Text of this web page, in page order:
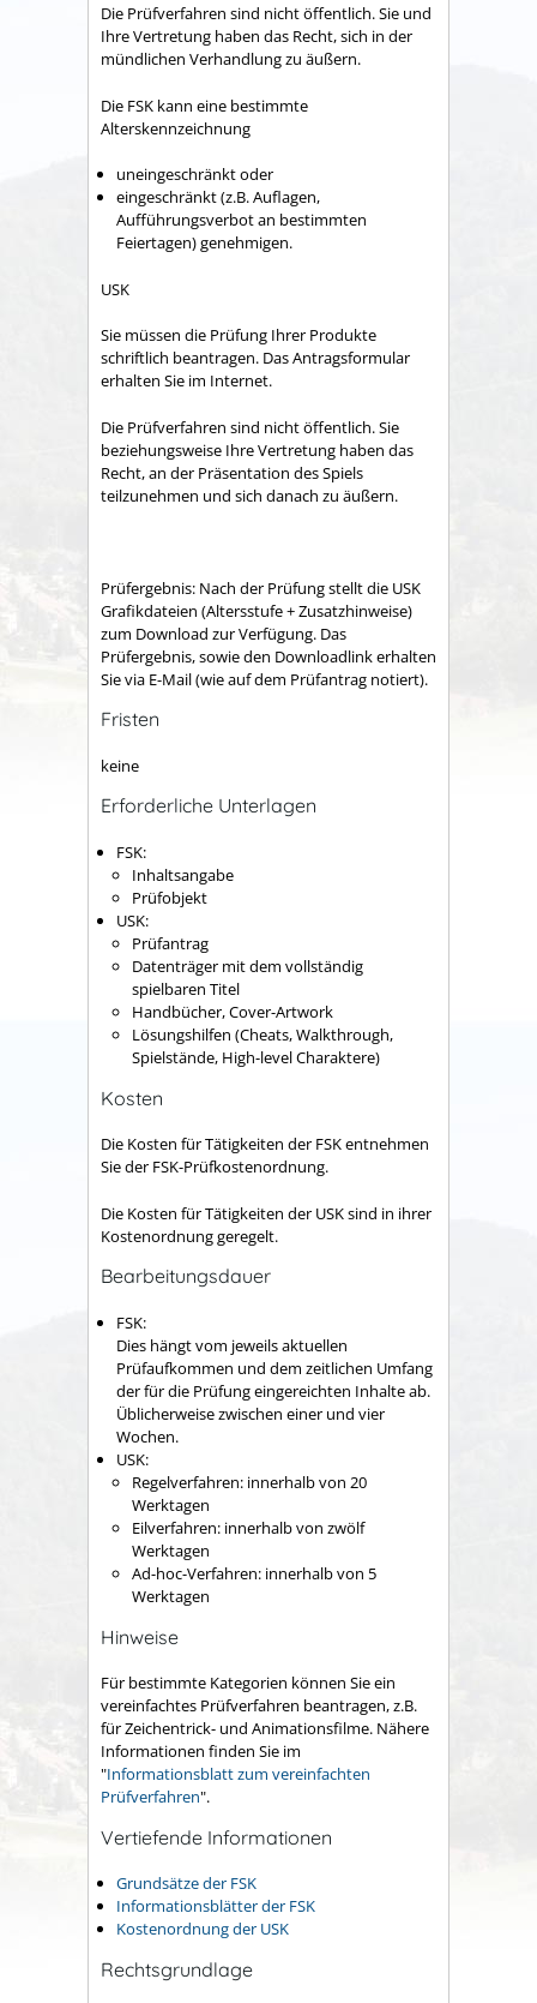
Die Prüfverfahren sind nicht öffentlich. Sie und
Ihre Vertretung haben das Recht, sich in der
mündlichen Verhandlung zu äußern.
Die FSK kann eine bestimmte
Alterskennzeichnung
uneingeschränkt oder
eingeschränkt (z.B. Auflagen,
Aufführungsverbot an bestimmten
Feiertagen) genehmigen.
USK
Sie müssen die Prüfung Ihrer Produkte
schriftlich beantragen. Das Antragsformular
erhalten Sie im Internet.
Die Prüfverfahren sind nicht öffentlich. Sie
beziehungsweise Ihre Vertretung haben das
Recht, an der Präsentation des Spiels
teilzunehmen und sich danach zu äußern.
Prüfergebnis: Nach der Prüfung stellt die USK
Grafikdateien (Altersstufe + Zusatzhinweise)
zum Download zur Verfügung. Das
Prüfergebnis, sowie den Downloadlink erhalten
Sie via E-Mail (wie auf dem Prüfantrag notiert).
Fristen
keine
Erforderliche Unterlagen
FSK:
Inhaltsangabe
Prüfobjekt
USK:
Prüfantrag
Datenträger mit dem vollständig
spielbaren Titel
Handbücher, Cover-Artwork
Lösungshilfen (Cheats, Walkthrough,
Spielstände, High-level Charaktere)
Kosten
Die Kosten für Tätigkeiten der FSK entnehmen
Sie der FSK-Prüfkostenordnung.
Die Kosten für Tätigkeiten der USK sind in ihrer
Kostenordnung geregelt.
Bearbeitungsdauer
FSK:
Dies hängt vom jeweils aktuellen
Prüfaufkommen und dem zeitlichen Umfang
der für die Prüfung eingereichten Inhalte ab.
Üblicherweise zwischen einer und vier
Wochen.
USK:
Regelverfahren: innerhalb von 20
Werktagen
Eilverfahren: innerhalb von zwölf
Werktagen
Ad-hoc-Verfahren: innerhalb von 5
Werktagen
Hinweise
Für bestimmte Kategorien können Sie ein
vereinfachtes Prüfverfahren beantragen, z.B.
für Zeichentrick- und Animationsfilme. Nähere
Informationen finden Sie im
"Informationsblatt zum vereinfachten
Prüfverfahren".
Vertiefende Informationen
Grundsätze der FSK
Informationsblätter der FSK
Kostenordnung der USK
Rechtsgrundlage